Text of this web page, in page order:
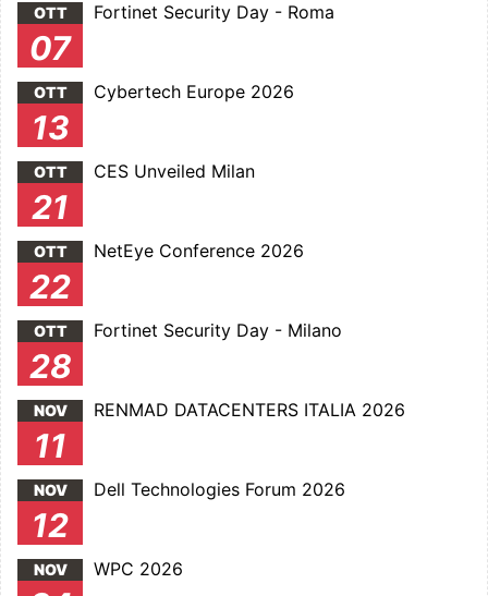
OTT
07
Fortinet Security Day - Roma
OTT
13
Cybertech Europe 2026
OTT
21
CES Unveiled Milan
OTT
22
NetEye Conference 2026
OTT
28
Fortinet Security Day - Milano
NOV
11
RENMAD DATACENTERS ITALIA 2026
NOV
12
Dell Technologies Forum 2026
NOV WPC 2026